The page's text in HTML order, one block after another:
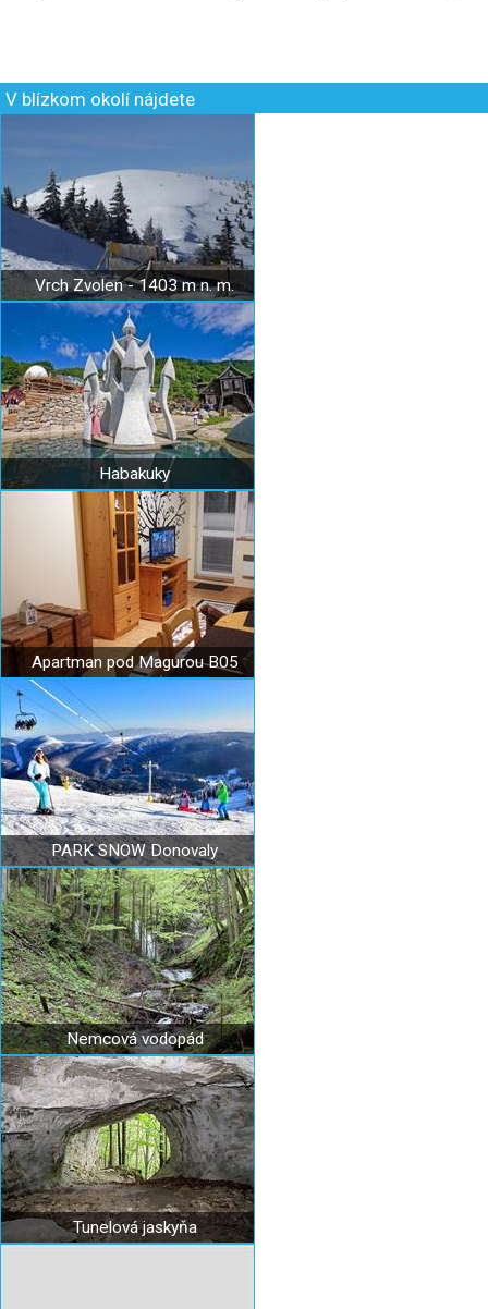
V blízkom okolí nájdete
Vrch Zvolen - 1403 m n. m.
Habakuky
Apartman pod Magurou B05
PARK SNOW Donovaly
Nemcová vodopád
Tunelová jaskyňa